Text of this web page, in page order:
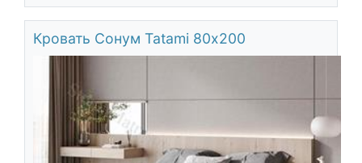
Кровать Сонум Tatami 80х200